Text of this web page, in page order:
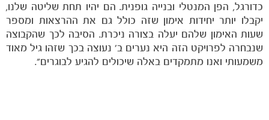
כדורגל, הפן המנטלי ובנייה גופנית. הם יהיו תחת שליטה שלנו,
יקבלו יותר יחידות אימון שזה כולל גם את ההרצאות ומספר
שעות האימון שלהם יעלה בצורה ניכרת. הסיבה לכך שהקבוצה
שנבחרה לפרויקט הזה היא נערים ב' נעוצה בכך שזהו גיל מאוד
משמעותי ואנו מתמקדים באלה שיכולים להגיע לבוגרים".